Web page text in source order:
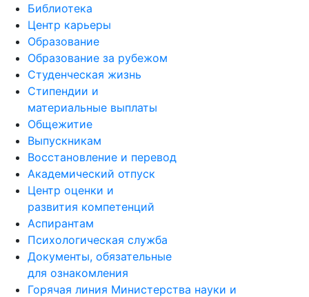
Библиотека
Центр карьеры
Образование
Образование за рубежом
Студенческая жизнь
Стипендии и
материальные выплаты
Общежитие
Выпускникам
Восстановление и перевод
Академический отпуск
Центр оценки и
развития компетенций
Аспирантам
Психологическая служба
Документы, обязательные
для ознакомления
Горячая линия Министерства науки и